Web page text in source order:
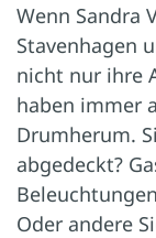
Wenn Sandra
Stavenhagen
nicht nur ihre
haben immer
Drumherum.
abgedeckt?
Oder andere